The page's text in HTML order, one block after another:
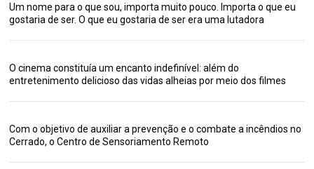
Um nome para o que sou, importa muito pouco. Importa o que eu
gostaria de ser. O que eu gostaria de ser era uma lutadora
O cinema constituía um encanto indefinível: além do
entretenimento delicioso das vidas alheias por meio dos filmes
Com o objetivo de auxiliar a prevenção e o combate a incêndios no
Cerrado, o Centro de Sensoriamento Remoto